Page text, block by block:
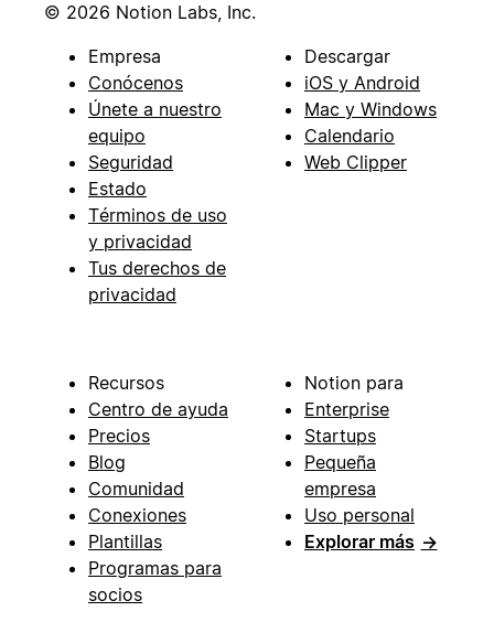
© 2026 Notion Labs, Inc.
Empresa
Conócenos
Únete a nuestro
equipo
Seguridad
Estado
Términos de uso
y privacidad
Tus derechos de
privacidad
Descargar
iOS y Android
Mac y Windows
Calendario
Web Clipper
Recursos
Centro de ayuda
Precios
Blog
Comunidad
Conexiones
Plantillas
Programas para
socios
Notion para
Enterprise
Startups
Pequeña
empresa
Uso personal
Explorar más →